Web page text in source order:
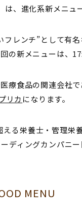
、進化系新メニュ
フレンチ”として有
の新メニューは、
療食品の関連会社
リカ になります。
る栄養士・管理栄
ディングカンパニ
MENU